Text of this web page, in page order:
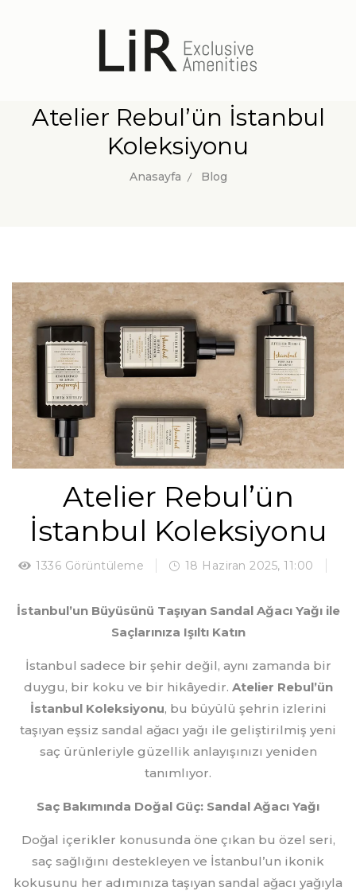
Atelier Rebul’ün İstanbul
Koleksiyonu
Anasayfa Blog
Atelier Rebul’ün
İstanbul Koleksiyonu
1336 Görüntüleme 18 Haziran 2025, 11:00
İstanbul’un Büyüsünü Taşıyan Sandal Ağacı Yağı ile
Saçlarınıza Işıltı Katın
İstanbul sadece bir şehir değil, aynı zamanda bir
duygu, bir koku ve bir hikâyedir. Atelier Rebul’ün
İstanbul Koleksiyonu, bu büyülü şehrin izlerini
taşıyan eşsiz sandal ağacı yağı ile geliştirilmiş yeni
saç ürünleriyle güzellik anlayışınızı yeniden
tanımlıyor.
Saç Bakımında Doğal Güç: Sandal Ağacı Yağı
Doğal içerikler konusunda öne çıkan bu özel seri,
saç sağlığını destekleyen ve İstanbul’un ikonik
kokusunu her adımınıza taşıyan sandal ağacı yağıyla